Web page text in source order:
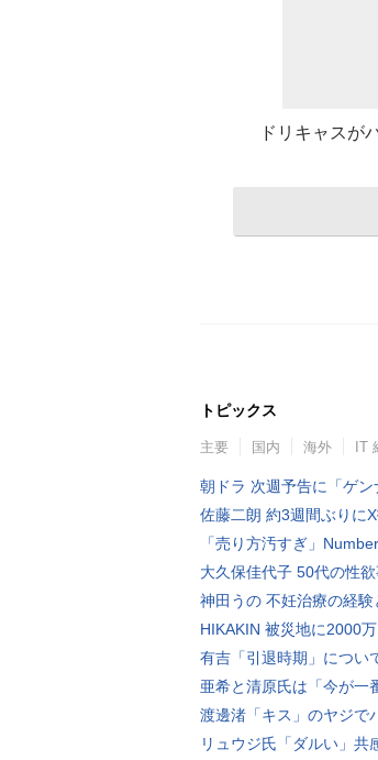
ドリキャスが
トピックス
主要 国内 海外 IT
朝ドラ 次週予告に「ゲン
佐藤二朗 約3週間ぶりに
「売り方汚すぎ」
大久保佳代子 50代の性
神田うの 不妊治療の経験
HIKAKIN 被災地に2000
有吉「引退時期」につい
亜希と清原氏は「今が一
渡邊渚「キス」のヤジで
リュウジ氏「ダルい」共